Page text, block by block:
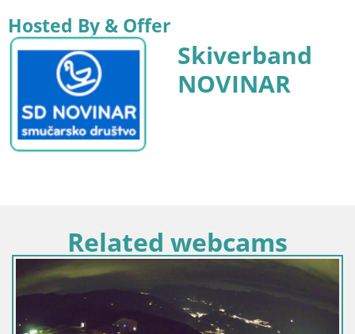
Hosted By & Offer
Skiverband
NOVINAR
Related webcams